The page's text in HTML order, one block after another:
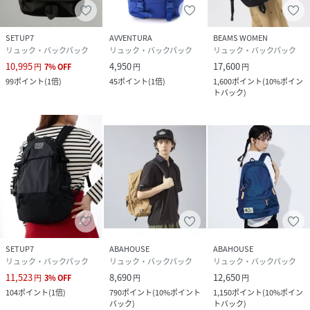
SETUP7
リュック・バックパック
10,995円 7%OFF
99ポイント(1倍)
AVVENTURA
リュック・バックパック
4,950円
45ポイント(1倍)
BEAMS WOMEN
リュック・バックパック
17,600円
1,600ポイント(10%ポイン
トバック)
SETUP7
リュック・バックパック
11,523円 3%OFF
104ポイント(1倍)
ABAHOUSE
リュック・バックパック
8,690円
790ポイント(10%ポイント
バック)
ABAHOUSE
リュック・バックパック
12,650円
1,150ポイント(10%ポイン
トバック)